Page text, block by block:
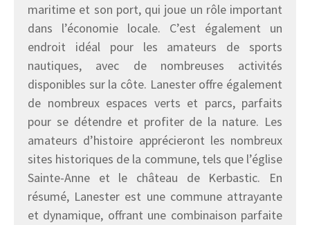
maritime et son port, qui joue un rôle important
dans l’économie locale. C’est également un
endroit idéal pour les amateurs de sports
nautiques, avec de nombreuses activités
disponibles sur la côte. Lanester offre également
de nombreux espaces verts et parcs, parfaits
pour se détendre et profiter de la nature. Les
amateurs d’histoire apprécieront les nombreux
sites historiques de la commune, tels que l’église
Sainte-Anne et le château de Kerbastic. En
résumé, Lanester est une commune attrayante
et dynamique, offrant une combinaison parfaite